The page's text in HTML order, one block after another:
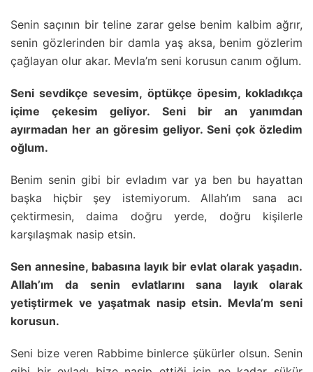
Senin saçının bir teline zarar gelse benim kalbim ağrır,
senin gözlerinden bir damla yaş aksa, benim gözlerim
çağlayan olur akar. Mevla’m seni korusun canım oğlum.
Seni sevdikçe sevesim, öptükçe öpesim, kokladıkça
içime çekesim geliyor. Seni bir an yanımdan
ayırmadan her an göresim geliyor. Seni çok özledim
oğlum.
Benim senin gibi bir evladım var ya ben bu hayattan
başka hiçbir şey istemiyorum. Allah’ım sana acı
çektirmesin, daima doğru yerde, doğru kişilerle
karşılaşmak nasip etsin.
Sen annesine, babasına layık bir evlat olarak yaşadın.
Allah’ım da senin evlatlarını sana layık olarak
yetiştirmek ve yaşatmak nasip etsin. Mevla’m seni
korusun.
Seni bize veren Rabbime binlerce şükürler olsun. Senin